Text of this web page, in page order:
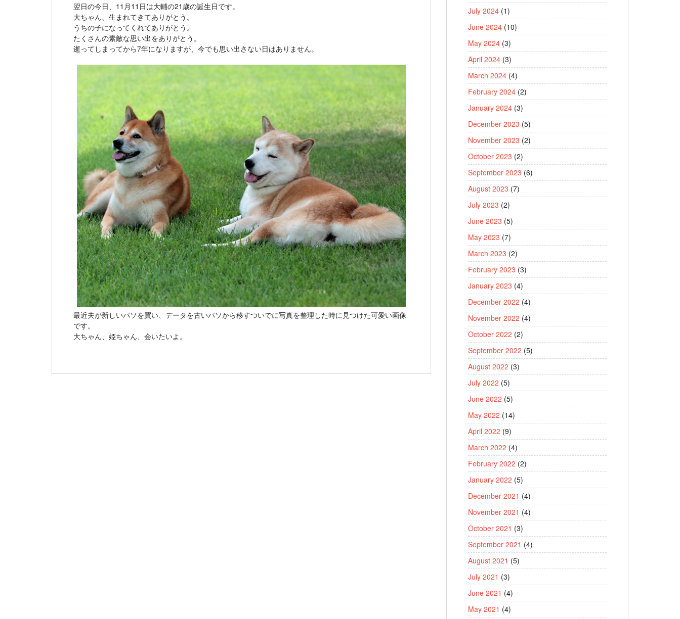
翌日の今日、11月11日は大輔の21歳の誕生日です。
大ちゃん、生まれてきてありがとう。
うちの子になってくれてありがとう。
たくさんの素敵な思い出をありがとう。
逝ってしまってから7年になりますが、今でも思い出さない日はありません。
最近夫が新しいパソを買い、データを古いパソから移すついでに写真を整理した時に見つけた可愛い画像
です。
大ちゃん、姫ちゃん、会いたいよ。
July 2024 (1)
June 2024 (10)
May 2024 (3)
April 2024 (3)
March 2024 (4)
February 2024 (2)
January 2024 (3)
December 2023 (5)
November 2023 (2)
October 2023 (2)
September 2023 (6)
August 2023 (7)
July 2023 (2)
June 2023 (5)
May 2023 (7)
March 2023 (2)
February 2023 (3)
January 2023 (4)
December 2022 (4)
November 2022 (4)
October 2022 (2)
September 2022 (5)
August 2022 (3)
July 2022 (5)
June 2022 (5)
May 2022 (14)
April 2022 (9)
March 2022 (4)
February 2022 (2)
January 2022 (5)
December 2021 (4)
November 2021 (4)
October 2021 (3)
September 2021 (4)
August 2021 (5)
July 2021 (3)
June 2021 (4)
May 2021 (4)